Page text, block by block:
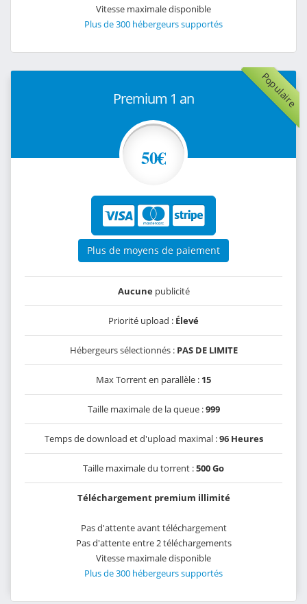
Vitesse maximale disponible
Plus de 300 hébergeurs supportés
Populaire
Premium 1 an
50€
Plus de moyens de paiement
Aucunepublicité
Priorité upload : Élevé
Hébergeurs sélectionnés : PAS DE LIMITE
Max Torrent en parallèle : 15
Taille maximale de la queue :999
Temps de download et d'upload maximal :96 Heures
Taille maximale du torrent :500 Go
Téléchargement premium illimité
Pas d'attente avant téléchargement
Pas d'attente entre 2 téléchargements
Vitesse maximale disponible
Plus de 300 hébergeurs supportés